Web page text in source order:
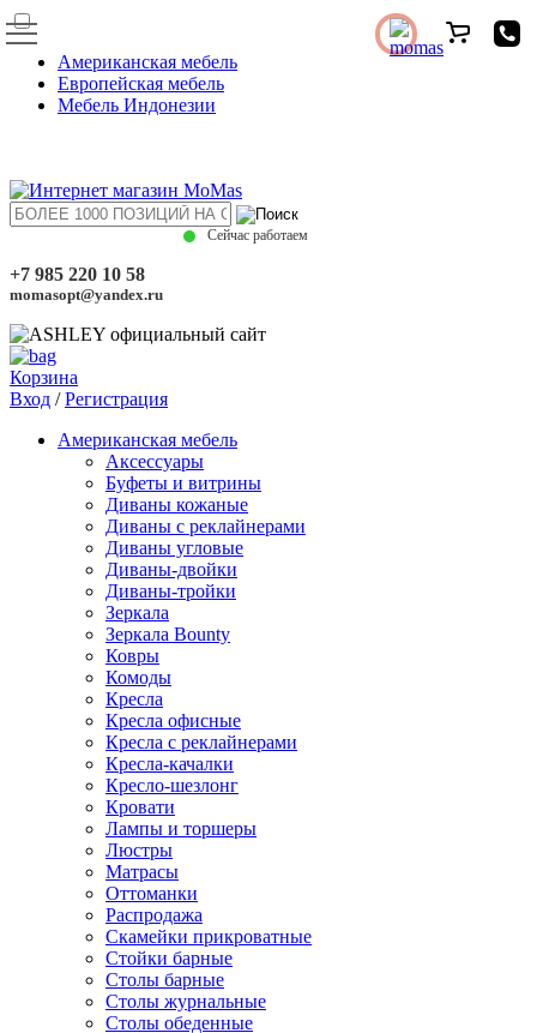
Американская мебель
Европейская мебель
Мебель Индонезии
Сейчас работаем
+7 985 220 10 58
momasopt@yandex.ru
Корзина
Вход /Регистрация
Американская мебель
Аксессуары
Буфеты и витрины
Диваны кожаные
Диваны с реклайнерами
Диваны угловые
Диваны-двойки
Диваны-тройки
Зеркала
Зеркала Bounty
Ковры
Комоды
Кресла
Кресла офисные
Кресла с реклайнерами
Кресла-качалки
Кресло-шезлонг
Кровати
Лампы и торшеры
Люстры
Матрасы
Оттоманки
Распродажа
Скамейки прикроватные
Стойки барные
Столы барные
Столы журнальные
Столы обеденные